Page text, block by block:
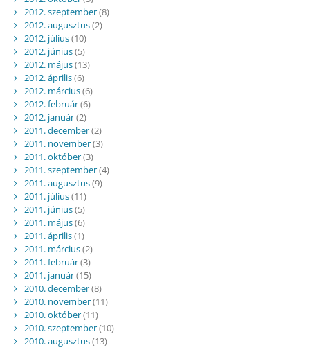
2012. szeptember(8)
2012. augusztus(2)
2012. július(10)
2012. június(5)
2012. május(13)
2012. április(6)
2012. március(6)
2012. február(6)
2012. január(2)
2011. december(2)
2011. november(3)
2011. október(3)
2011. szeptember(4)
2011. augusztus(9)
2011. július(11)
2011. június(5)
2011. május(6)
2011. április(1)
2011. március(2)
2011. február(3)
2011. január(15)
2010. december(8)
2010. november(11)
2010. október(11)
2010. szeptember(10)
2010. augusztus(13)